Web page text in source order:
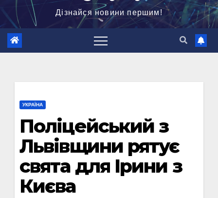
Дізнайся новини першим!
УКРАЇНА
Поліцейський з
Львівщини рятує
свята для Ірини з
Києва